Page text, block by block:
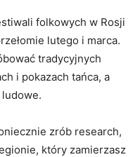
folkowych w⁢ Rosji
lutego⁢ i marca.⁤
tradycyjnych
i pokazach ​tańca,‌ a
zrób research,⁤
który zamierzasz